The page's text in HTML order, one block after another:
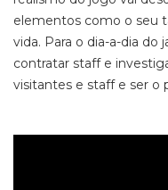
elementos como o seu
vida. Para o dia-a-dia do
contratar staff e
visitantes e staff e ser o